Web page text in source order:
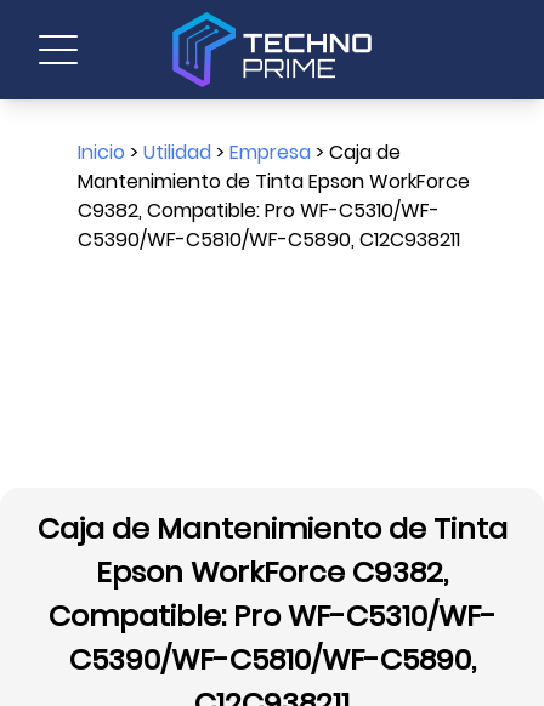
Inicio > Utilidad> Empresa> Caja de
Mantenimiento de Tinta Epson WorkForce
C9382, Compatible: Pro WF-C5310/WF-
C5390/WF-C5810/WF-C5890, C12C938211
Caja de Mantenimiento de Tinta
Epson WorkForce C9382,
Compatible: Pro WF-C5310/WF-
C5390/WF-C5810/WF-C5890,